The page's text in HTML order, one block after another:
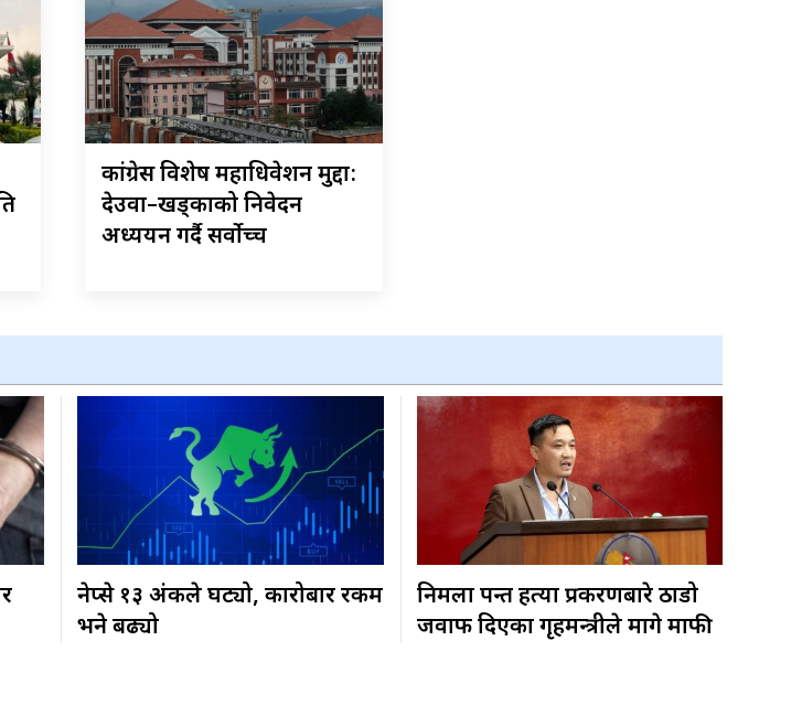
कांग्रेस विशेष महाधिवेशन मुद्दा:
देउवा–खड्काको निवेदन
अध्ययन गर्दै सर्वोच्च
नेप्से १३ अंकले घट्यो, कारोबार रकम
भने बढ्यो
निर्मला पन्त हत्या प्रकरणबारे ठाडो
जवाफ दिएका गृहमन्त्रीले मागे माफी